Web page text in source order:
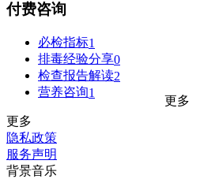
付费咨询
必检指标1
排毒经验分享0
检查报告解读2
营养咨询1
更多
更多
隐私政策
服务声明
背景音乐